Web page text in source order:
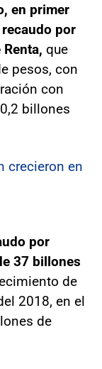
en primer
por
que
pesos, con
con
billones
crecieron en
por
37 billones
de
2018, en el
de